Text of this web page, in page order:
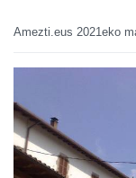
Amezti.eus 2021eko